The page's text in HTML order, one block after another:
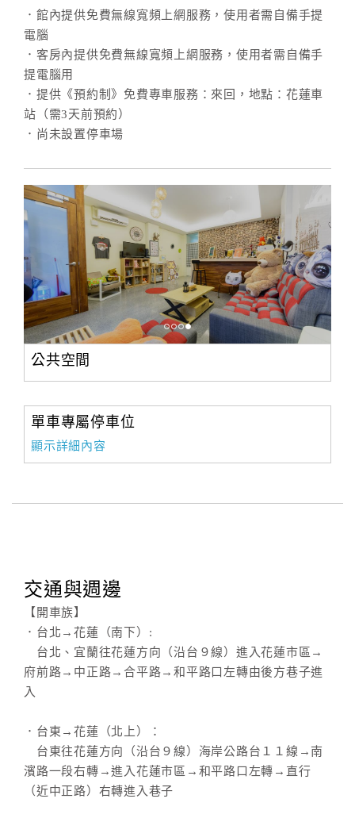
查
Q&A
旅
卡
訂
房
請
款
收
據
飯
合
作
．館內提供免費無線寬頻上網服務，使用者需自備手提
電腦
．客房內提供免費無線寬頻上網服務，使用者需自備手
提電腦用
．提供《預約制》免費專車服務：來回，地點：花蓮車
站（需3天前預約）
．尚未設置停車場
公共空間
單車專屬停車位
顯示詳細內容
交通與週邊
【開車族】
．台北→花蓮（南下）:
台北、宜蘭往花蓮方向（沿台９線）進入花蓮市區→
府前路→中正路→合平路→和平路口左轉由後方巷子進
入
．台東→花蓮（北上）：
台東往花蓮方向（沿台９線）海岸公路台１１線→南
濱路一段右轉→進入花蓮市區→和平路口左轉→直行
（近中正路）右轉進入巷子